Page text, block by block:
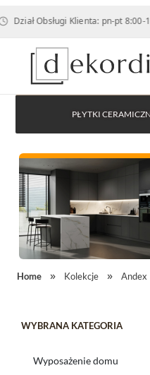
Obsługi Klienta: pn-pt 8:00-17:00,
PŁYTKI
Home Kolekcje Andex
WYBRANA KATEGORIA